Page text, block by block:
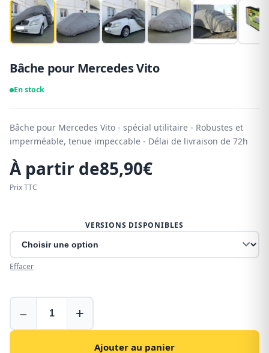
Bâche pour Mercedes Vito
En stock
Bâche pour Mercedes Vito - spécial utilitaire - Robustes et
imperméable, tenue impeccable - Délai de livraison de 72h
À partir de85,90€
Prix TTC
VERSIONS DISPONIBLES
Effacer
pour
Mercedes
− +
Ajouter au panier